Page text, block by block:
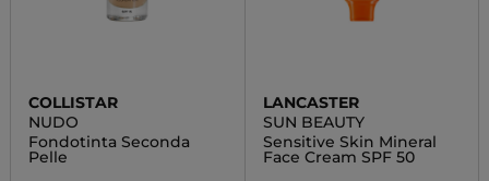
COLLISTAR
NUDO
Fondotinta Seconda
Pelle
LANCASTER
SUN BEAUTY
Sensitive Skin Mineral
Face Cream SPF 50